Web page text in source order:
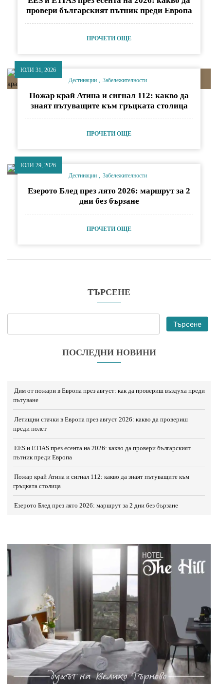
ТЪРСЕНЕ
Търсене
ПОСЛЕДНИ НОВИНИ
Дим от пожари в Европа през август: как да провериш въздуха преди
пътуване
Летищни стачки в Европа през август 2026: какво да провериш
преди полет
EES и ETIAS през есента на 2026: какво да провери българският
пътник преди Европа
Пожар край Атина и сигнал 112: какво да знаят пътуващите към
гръцката столица
Езерото Блед през лято 2026: маршрут за 2 дни без бързане
провери българският пътник преди Европа
ПРОЧЕТИ ОЩЕ
ЮЛИ 31, 2026
Дестинации
Забележителности
Пожар край Атина и сигнал 112: какво да
знаят пътуващите към гръцката столица
ПРОЧЕТИ ОЩЕ
ЮЛИ 29, 2026
Дестинации
Забележителности
Езерото Блед през лято 2026: маршрут за 2
дни без бързане
ПРОЧЕТИ ОЩЕ